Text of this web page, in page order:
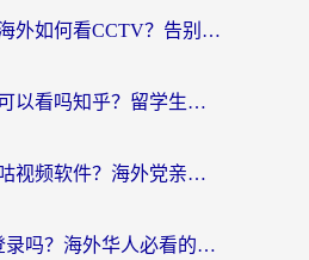
海外党亲测：在海外如何看CCTV？告别“仅限大陆播放”的实用指南
央视影音在海外可以看吗知乎？留学生亲测：3步解决地域限制+追剧自由
在国外怎么看咪咕视频软件？海外党亲测有效的回国加速方案
12123在国外能登录吗？海外华人必看的回国加速实用指南